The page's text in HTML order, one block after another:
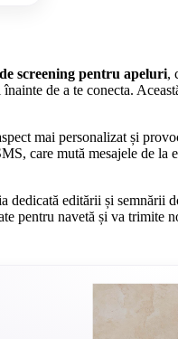
screening pentru apeluri,
de a te conecta.
mai personalizat și
care mută mesajele de la
dedicată editării și semnării
pentru navetă și va trimite